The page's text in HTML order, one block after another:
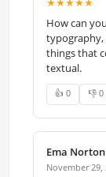
How can
typography,
things that
textual.
👍 0 👎 0
Ema Norton
November 29,